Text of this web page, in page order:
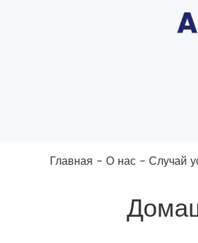
Главная - О нас - Случай